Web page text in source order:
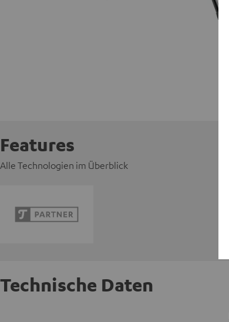
Features
Alle Technologien im Überblick
Technische Daten